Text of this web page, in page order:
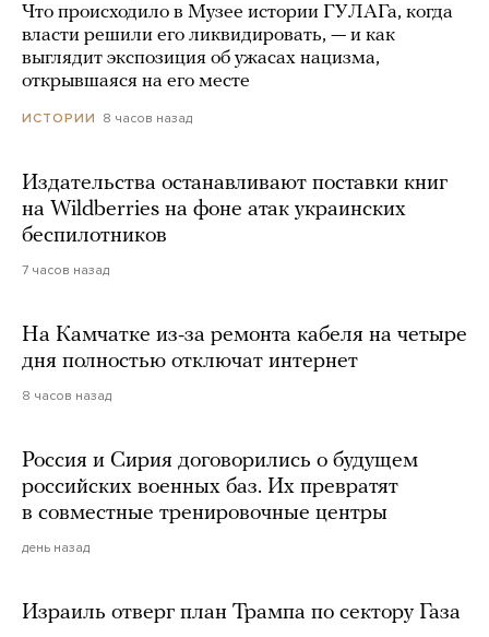
Что происходило в Музее истории ГУЛАГа, когда
власти решили его ликвидировать, — и как
выглядит экспозиция об ужасах нацизма,
открывшаяся на его месте
ИСТОРИИ 8 часов назад
Издательства останавливают поставки книг
на Wildberries на фоне атак украинских
беспилотников
7 часов назад
На Камчатке из-за ремонта кабеля на четыре
дня полностью отключат интернет
8 часов назад
Россия и Сирия договорились о будущем
российских военных баз. Их превратят
в совместные тренировочные центры
день назад
Израиль отверг план Трампа по сектору Газа